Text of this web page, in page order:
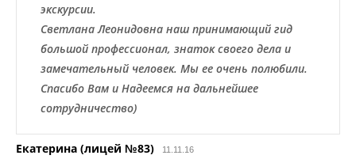
экскурсии.
Светлана Леонидовна наш принимающий гид
большой профессионал, знаток своего дела и
замечательный человек. Мы ее очень полюбили.
Спасибо Вам и Надеемся на дальнейшее
сотрудничество)
Екатерина (лицей №83) 11.11.16